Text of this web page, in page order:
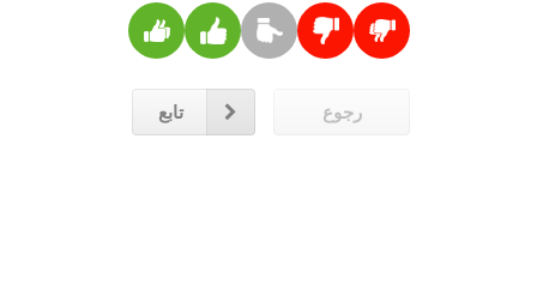
رجوع تابع